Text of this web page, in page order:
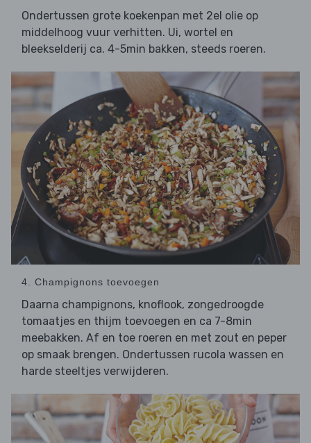
Ondertussen grote koekenpan met 2el olie op
middelhoog vuur verhitten. Ui, wortel en
bleekselderij ca. 4-5min bakken, steeds roeren.
4. Champignons toevoegen
Daarna champignons, knoflook, zongedroogde
tomaatjes en thijm toevoegen en ca 7-8min
meebakken. Af en toe roeren en met zout en peper
op smaak brengen. Ondertussen rucola wassen en
harde steeltjes verwijderen.